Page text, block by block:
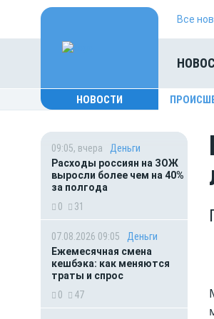
Все
НОВОСТИ
09:05, вчера
Деньги
Расходы россиян на ЗОЖ
выросли более чем на 40%
за полгода
0
31
07.08.2026 09:05
Деньги
Ежемесячная смена
кешбэка: как меняются
траты и спрос
0
47